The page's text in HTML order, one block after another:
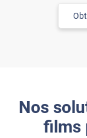
Nos
films